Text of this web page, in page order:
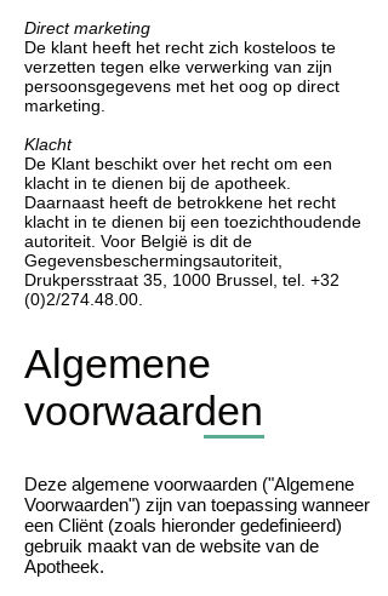
Direct marketing
De klant heeft het recht zich kosteloos te
verzetten tegen elke verwerking van zijn
persoonsgegevens met het oog op direct
marketing.
Klacht
De Klant beschikt over het recht om een
klacht in te dienen bij de apotheek.
Daarnaast heeft de betrokkene het recht
klacht in te dienen bij een toezichthoudende
autoriteit. Voor België is dit de
Gegevensbeschermingsautoriteit,
Drukpersstraat 35, 1000 Brussel, tel. +32
(0)2/274.48.00.
Algemene
voorwaarden
Deze algemene voorwaarden ("Algemene
Voorwaarden") zijn van toepassing wanneer
een Cliënt (zoals hieronder gedefinieerd)
gebruik maakt van de website van de
Apotheek.